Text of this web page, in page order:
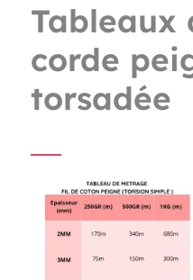
Tableaux
corde
torsadée